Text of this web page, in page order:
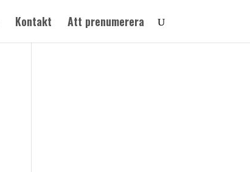
Kontakt Att prenumerera